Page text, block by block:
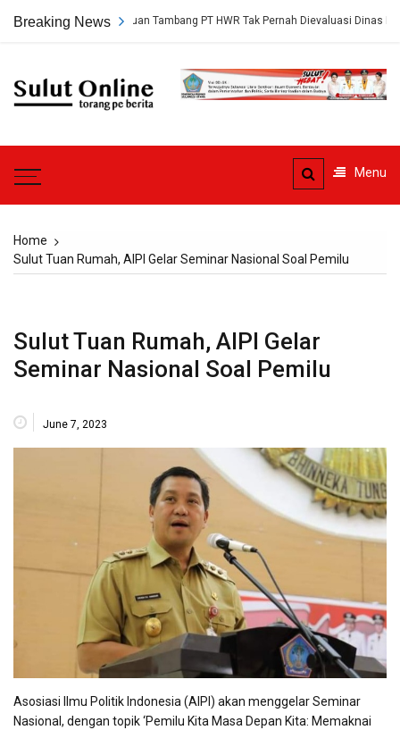
Breaking News
Persetujuan Tambang PT HWR Tak Pernah Dievaluasi Dinas ESDM
Sulut
Menu
Home
Sulut Tuan Rumah, AIPI Gelar Seminar Nasional Soal Pemilu
Sulut Tuan Rumah, AIPI Gelar
Seminar Nasional Soal Pemilu
June 7, 2023
Asosiasi Ilmu Politik Indonesia (AIPI) akan menggelar Seminar
Nasional, dengan topik ‘Pemilu Kita Masa Depan Kita: Memaknai